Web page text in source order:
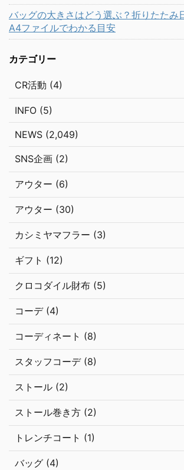
バッグの大きさはどう選ぶ？折りたたみ
A4ファイルでわかる目安
カテゴリー
CR活動 (4)
INFO (5)
NEWS (2,049)
SNS企画 (2)
アウター (6)
アウター (30)
カシミヤマフラー (3)
ギフト (12)
クロコダイル財布 (5)
コーデ (4)
コーディネート (8)
スタッフコーデ (8)
ストール (2)
ストール巻き方 (2)
トレンチコート (1)
バッグ (4)